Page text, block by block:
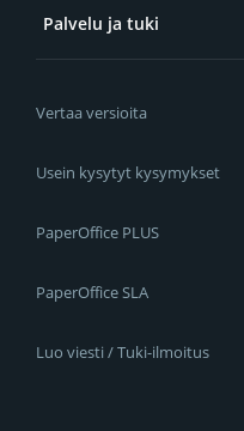
Palvelu ja tuki
Vertaa versioita
Usein kysytyt kysymykset
PaperOffice PLUS
PaperOffice SLA
Luo viesti / Tuki-ilmoitus